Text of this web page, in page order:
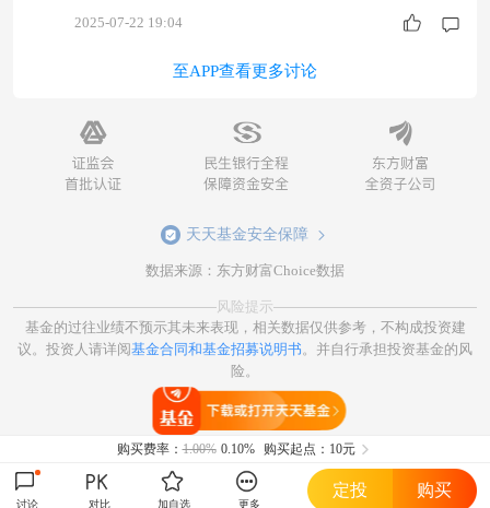
2025-07-22 19:04
至APP查看更多讨论
天天基金安全保障
数据来源：东方财富Choice数据
风险提示
基金的过往业绩不预示其未来表现，相关数据仅供参考，不构成投资建
议。投资人请详阅基金合同和基金招募说明书。并自行承担投资基金的风
险。
购买费率：1.00% 0.10% 购买起点：10元
讨论 对比 加自选 更多
定投 购买
打开天天基金